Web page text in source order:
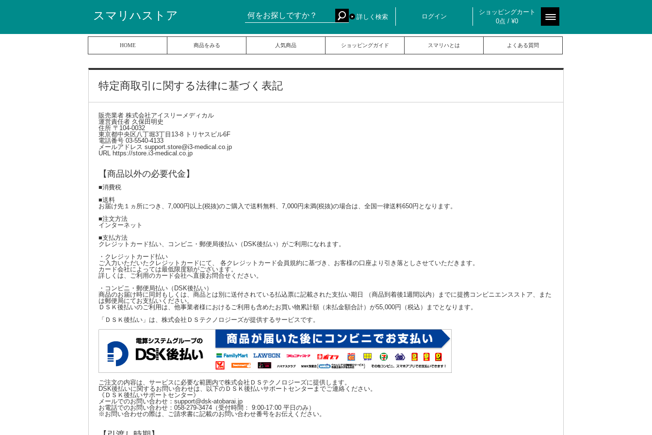
スマリハストア 詳しく検索 ログイン
ショッピングカート
0点 / ¥0
HOME 商品をみる 人気商品 ショッピングガイド スマリハとは よくある質問
特定商取引に関する法律に基づく表記
販売業者 株式会社アイスリーメディカル
運営責任者 久保田明史
住所 〒104-0032
東京都中央区八丁堀3丁目13-8 トリヤスビル6F
電話番号 03-5540-4133
メールアドレス support.store@i3-medical.co.jp
URL https://store.i3-medical.co.jp
【商品以外の必要代金】
■消費税
■送料
お届け先１ヵ所につき、7,000円以上(税抜)のご購入で送料無料、7,000円未満(税抜)の場合は、全国一律送料650円となります。
■注文方法
インターネット
■支払方法
クレジットカード払い、コンビニ・郵便局後払い（DSK後払い）がご利用になれます。
・クレジットカード払い
ご入力いただいたクレジットカードにて、 各クレジットカード会員規約に基づき、お客様の口座より引き落としさせていただきます。
カード会社によっては最低限度額がございます。
詳しくは、ご利用のカード会社へ直接お問合せください。
・コンビニ・郵便局払い（DSK後払い）
商品のお届け時に同封もしくは、商品とは別に送付されている払込票に記載された支払い期日 （商品到着後1週間以内）までに提携コンビニエンスストア、また
は郵便局にてお支払いください。
ＤＳＫ後払いのご利用は、他事業者様におけるご利用も含めたお買い物累計額（未払金額合計）が55,000円（税込）までとなります。
「ＤＳＫ後払い」は、株式会社ＤＳテクノロジーズが提供するサービスです。
ご注文の内容は、サービスに必要な範囲内で株式会社ＤＳテクノロジーズに提供します。
DSK後払いに関するお問い合わせは、以下のＤＳＫ後払いサポートセンターまでご連絡ください。
《ＤＳＫ後払いサポートセンター》
メールでのお問い合わせ：support@dsk-atobarai.jp
お電話でのお問い合わせ：058-279-3474（受付時間： 9:00-17:00 平日のみ）
※お問い合わせの際は、ご請求書に記載のお問い合わせ番号をお伝えください。